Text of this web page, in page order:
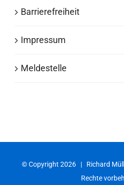
Barrierefreiheit
Impressum
Meldestelle
© Copyright 2026 | Richard
Rechte